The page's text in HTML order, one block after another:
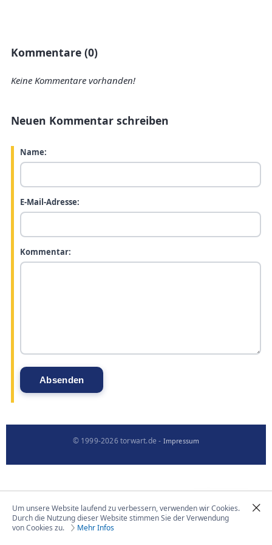
Kommentare (0)
Keine Kommentare vorhanden!
Neuen Kommentar schreiben
Name:
E-Mail-Adresse:
Kommentar:
© 1999-2026 torwart.de - Impressum
Um unsere Website laufend zu verbessern, verwenden wir Cookies.
Durch die Nutzung dieser Website stimmen Sie der Verwendung
von Cookies zu.
Mehr Infos